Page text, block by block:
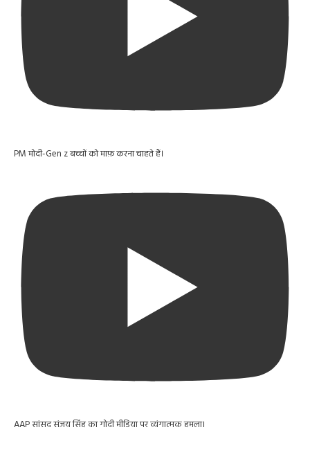
PM मोदी-Gen z बच्चों को माफ़ करना चाहते हैं।
AAP सांसद संजय सिंह का गोदी मीडिया पर व्यंगात्मक हमला।